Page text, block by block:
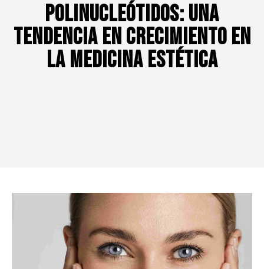
Polinucleótidos: Una
Tendencia en Crecimiento en
la Medicina Estética